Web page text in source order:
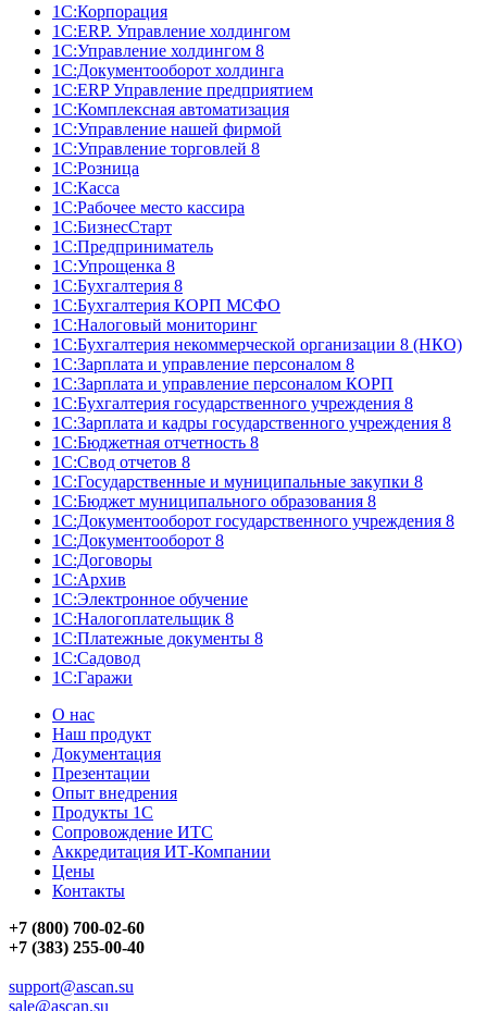
1С:Корпорация
1С:ERP. Управление холдингом
1С:Управление холдингом 8
1С:Документооборот холдинга
1С:ERP Управление предприятием
1С:Комплексная автоматизация
1С:Управление нашей фирмой
1С:Управление торговлей 8
1С:Розница
1С:Касса
1С:Рабочее место кассира
1С:БизнесСтарт
1С:Предприниматель
1С:Упрощенка 8
1С:Бухгалтерия 8
1С:Бухгалтерия КОРП МСФО
1С:Налоговый мониторинг
1С:Бухгалтерия некоммерческой организации 8 (НКО)
1С:Зарплата и управление персоналом 8
1С:Зарплата и управление персоналом КОРП
1С:Бухгалтерия государственного учреждения 8
1С:Зарплата и кадры государственного учреждения 8
1С:Бюджетная отчетность 8
1С:Свод отчетов 8
1С:Государственные и муниципальные закупки 8
1С:Бюджет муниципального образования 8
1С:Документооборот государственного учреждения 8
1С:Документооборот 8
1С:Договоры
1С:Архив
1С:Электронное обучение
1С:Налогоплательщик 8
1С:Платежные документы 8
1С:Садовод
1С:Гаражи
О нас
Наш продукт
Документация
Презентации
Опыт внедрения
Продукты 1С
Сопровождение ИТС
Аккредитация ИТ-Компании
Цены
Контакты
+7 (800) 700-02-60
+7 (383) 255-00-40
support@ascan.su
sale@ascan.su